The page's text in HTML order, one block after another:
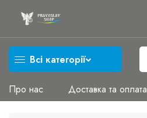
Всі категорії
Про нас Доставка та оплата